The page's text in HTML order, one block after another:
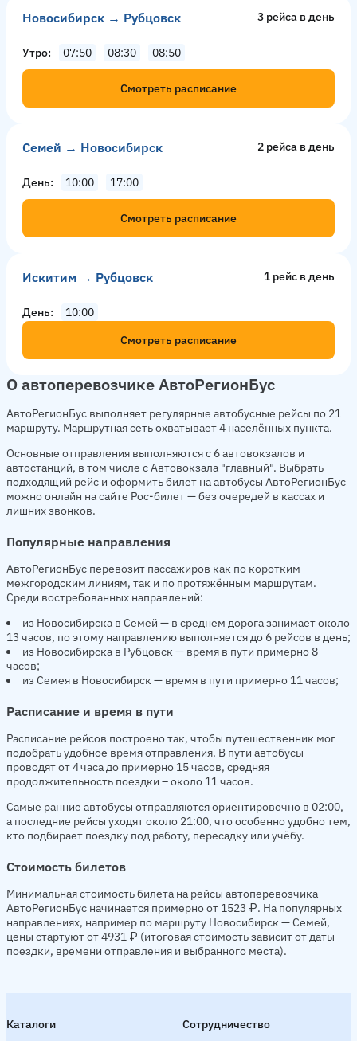
Новосибирск → Рубцовск 3 рейсa в день
Утро 07:50 08:30 08:50
Смотреть расписание
Семей → Новосибирск 2 рейсa в день
День 10:00 17:00
Смотреть расписание
Искитим → Рубцовск 1 рейс в день
День
10:00
Смотреть расписание
О автоперевозчике АвтоРегионБус
АвтоРегионБус выполняет регулярные автобусные рейсы по 21
маршруту. Маршрутная сеть охватывает 4 населённых пункта.
Основные отправления выполняются с 6 автовокзалов и
автостанций, в том числе с Автовокзала "главный". Выбрать
подходящий рейс и оформить билет на автобусы АвтоРегионБус
можно онлайн на сайте Рос-билет — без очередей в кассах и
лишних звонков.
Популярные направления
АвтоРегионБус перевозит пассажиров как по коротким
межгородским линиям, так и по протяжённым маршрутам.
Среди востребованных направлений:
из Новосибирска в Семей — в среднем дорога занимает около
13 часов, по этому направлению выполняется до 6 рейсов в день;
из Новосибирска в Рубцовск — время в пути примерно 8
часов;
из Семея в Новосибирск — время в пути примерно 11 часов;
Расписание и время в пути
Расписание рейсов построено так, чтобы путешественник мог
подобрать удобное время отправления. В пути автобусы
проводят от 4 часа до примерно 15 часов, средняя
продолжительность поездки – около 11 часов.
Самые ранние автобусы отправляются ориентировочно в 02:00,
а последние рейсы уходят около 21:00, что особенно удобно тем,
кто подбирает поездку под работу, пересадку или учёбу.
Стоимость билетов
Минимальная стоимость билета на рейсы автоперевозчика
АвтоРегионБус начинается примерно от 1523 ₽. На популярных
направлениях, например по маршруту Новосибирск — Семей,
цены стартуют от 4931 ₽ (итоговая стоимость зависит от даты
поездки, времени отправления и выбранного места).
Каталоги
Сотрудничество